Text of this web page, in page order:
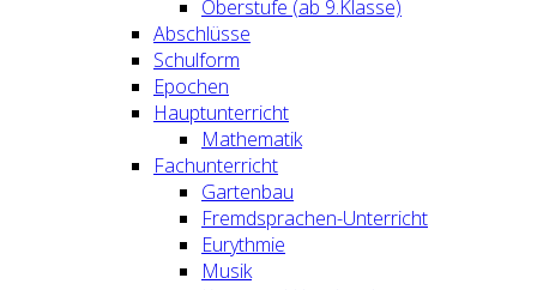
Oberstufe (ab 9.Klasse)
Abschlüsse
Schulform
Epochen
Hauptunterricht
Mathematik
Fachunterricht
Gartenbau
Fremdsprachen-Unterricht
Eurythmie
Musik